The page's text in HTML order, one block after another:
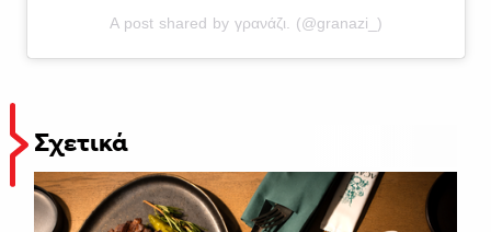
A post shared by γρανάζι. (@granazi_)
Σχετικά